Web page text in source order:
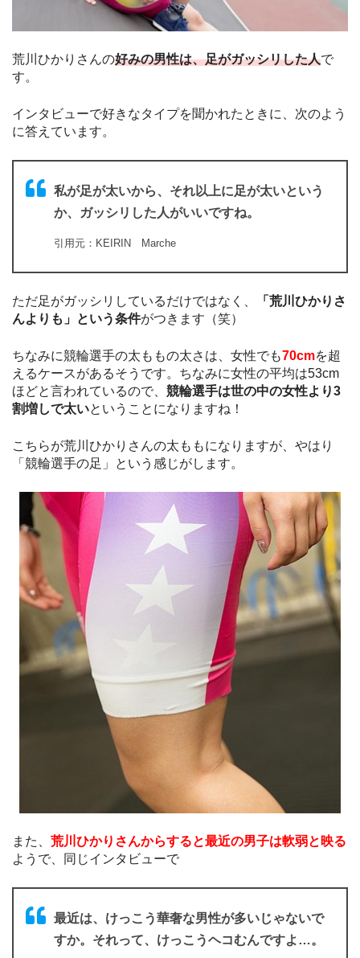
荒川ひかりさんの好みの男性は、足がガッシリした人で
す。
インタビューで好きなタイプを聞かれたときに、次のよう
に答えています。
私が足が太いから、それ以上に足が太いという
か、ガッシリした人がいいですね。
引用元：KEIRIN Marche
ただ足がガッシリしているだけではなく、
「荒川ひかりさ
んよりも」という条件がつきます（笑）
ちなみに競輪選手の太ももの太さは、女性でも70cmを超
えるケースがあるそうです。ちなみに女性の平均は53cm
ほどと言われているので、 競輪選手は世の中の女性より3
割増しで太いということになりますね！
こちらが荒川ひかりさんの太ももになりますが、やはり
「競輪選手の足」という感じがします。
また、 荒川ひかりさんからすると最近の男子は軟弱と映る
ようで、同じインタビューで
最近は、けっこう華奢な男性が多いじゃないで
すか。それって、けっこうヘコむんですよ…。